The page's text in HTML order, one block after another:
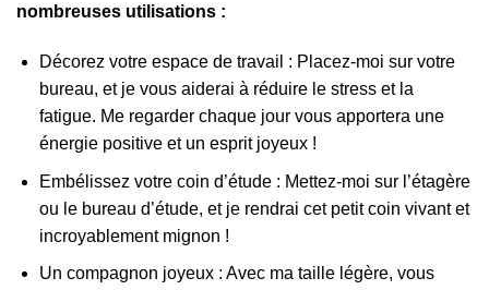
nombreuses utilisations :
Décorez votre espace de travail : Placez-moi sur votre
bureau, et je vous aiderai à réduire le stress et la
fatigue. Me regarder chaque jour vous apportera une
énergie positive et un esprit joyeux !
Embélissez votre coin d’étude : Mettez-moi sur l’étagère
ou le bureau d’étude, et je rendrai cet petit coin vivant et
incroyablement mignon !
Un compagnon joyeux : Avec ma taille légère, vous